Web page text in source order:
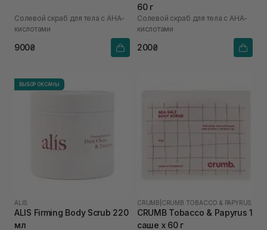
Солевой скраб для тела с AHA-
кислотами
900₴
60 г
Солевой скраб для тела с AHA-
кислотами
200₴
ВЫБОР ОКСАНЫ
ALIS
ALIS Firming Body Scrub 220
мл
CRUMB CRUMB TOBACCO & PAPYRUS
CRUMB Tobacco & Papyrus 1
саше х 60 г